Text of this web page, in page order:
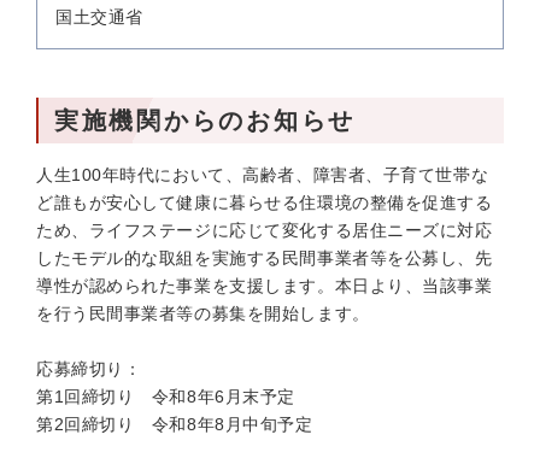
国土交通省
実施機関からのお知らせ
人生100年時代において、高齢者、障害者、子育て世帯な
ど誰もが安心して健康に暮らせる住環境の整備を促進する
ため、ライフステージに応じて変化する居住ニーズに対応
したモデル的な取組を実施する民間事業者等を公募し、先
導性が認められた事業を支援します。本日より、当該事業
を行う民間事業者等の募集を開始します。
応募締切り：
第1回締切り 令和8年6月末予定
第2回締切り 令和8年8月中旬予定